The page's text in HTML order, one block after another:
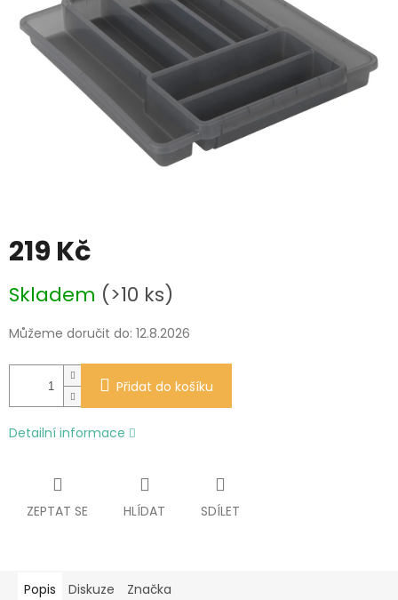
219 Kč
cena:
Skladem (>10 ks)
Můžeme doručit do: 12.8.2026
Přidat do košíku
Detailní informace
ZEPTAT SE HLÍDAT SDÍLET
Popis Diskuze Značka